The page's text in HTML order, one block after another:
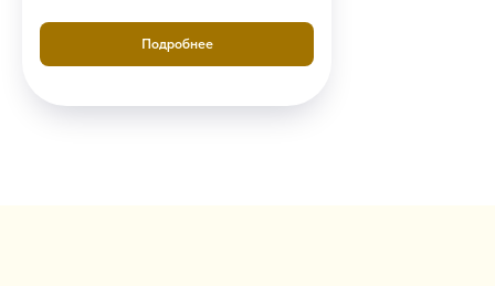
Подробнее